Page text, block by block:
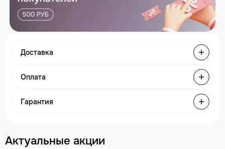
Доставка
Оплата
Гарантия
Актуальные акции